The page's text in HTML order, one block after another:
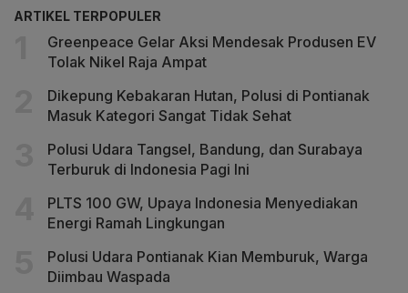
ARTIKEL TERPOPULER
Greenpeace Gelar Aksi Mendesak Produsen EV
Tolak Nikel Raja Ampat
Dikepung Kebakaran Hutan, Polusi di Pontianak
Masuk Kategori Sangat Tidak Sehat
Polusi Udara Tangsel, Bandung, dan Surabaya
Terburuk di Indonesia Pagi Ini
PLTS 100 GW, Upaya Indonesia Menyediakan
Energi Ramah Lingkungan
Polusi Udara Pontianak Kian Memburuk, Warga
Diimbau Waspada